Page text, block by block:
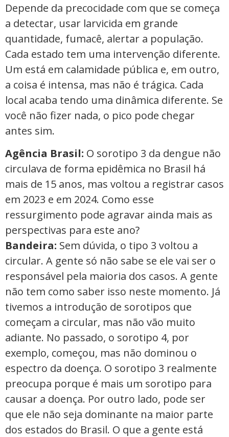
Depende da precocidade com que se começa
a detectar, usar larvicida em grande
quantidade, fumacê, alertar a população.
Cada estado tem uma intervenção diferente.
Um está em calamidade pública e, em outro,
a coisa é intensa, mas não é trágica. Cada
local acaba tendo uma dinâmica diferente. Se
você não fizer nada, o pico pode chegar
antes sim.
Agência Brasil: O sorotipo 3 da dengue não
circulava de forma epidêmica no Brasil há
mais de 15 anos, mas voltou a registrar casos
em 2023 e em 2024. Como esse
ressurgimento pode agravar ainda mais as
perspectivas para este ano?
Bandeira: Sem dúvida, o tipo 3 voltou a
circular. A gente só não sabe se ele vai ser o
responsável pela maioria dos casos. A gente
não tem como saber isso neste momento. Já
tivemos a introdução de sorotipos que
começam a circular, mas não vão muito
adiante. No passado, o sorotipo 4, por
exemplo, começou, mas não dominou o
espectro da doença. O sorotipo 3 realmente
preocupa porque é mais um sorotipo para
causar a doença. Por outro lado, pode ser
que ele não seja dominante na maior parte
dos estados do Brasil. O que a gente está